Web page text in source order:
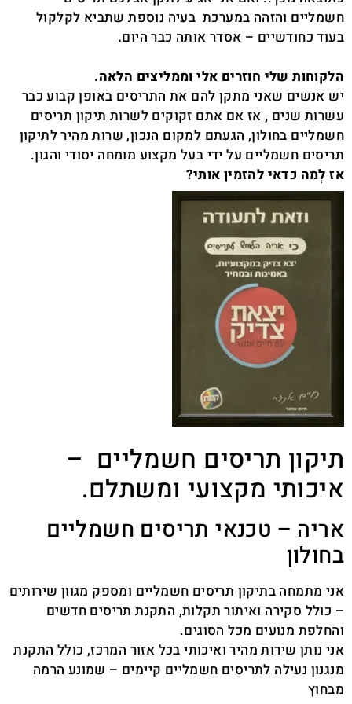
חשמליים והזהה במערכת בעיה נוספת שתביא לקלקול
בעוד כחודשיים – אסדר אותה כבר היום.
הלקוחות שלי חוזרים אלי וממליצים הלאה.
יש אנשים שאני מתקן להם את התריסים באופן קבוע כבר
עשרות שנים ,אז אם אתם זקוקים לשרות תיקון תריסים
חשמליים בחולון, הגעתם למקום הנכון, שרות מהיר לתיקון
תריסים חשמליים על ידי בעל מקצוע מומחה יסודי והגון.
אז לְמה כדאי להזמין אותי?
תיקון תריסים חשמליים –
איכותי מקצועי ומשתלם.
אריה – טכנאי תריסים חשמליים
בחולון
אני מתמחה בתיקון תריסים חשמליים ומספק מגוון שירותים
– כולל סקירה ואיתור תקלות, התקנת תריסים חדשים
והחלפת מנועים מכל הסוגים.
אני נותן שירות מהיר ואיכותי בכל אזור המרכז, כולל התקנת
מנגנון נעילה לתריסים חשמליים קיימים – שמונע הרמה
מבחוץ